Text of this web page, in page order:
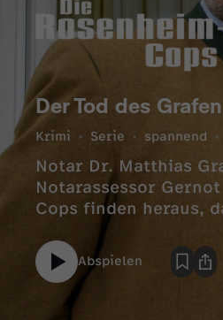
Der Tod des Grafen
Krimi Serie spannend
Notar Dr. Matthias
Notarassessor
Cops finden heraus,
Abspielen